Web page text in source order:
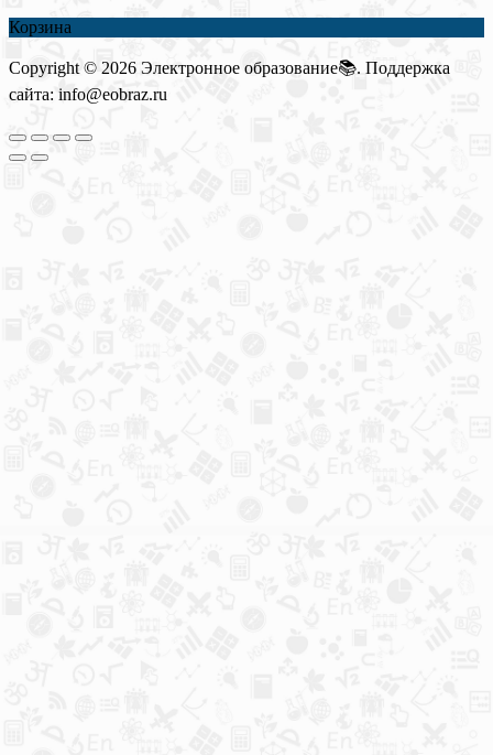
Корзина
Copyright © 2026 Электронное образование📚. Поддержка
сайта: info@eobraz.ru